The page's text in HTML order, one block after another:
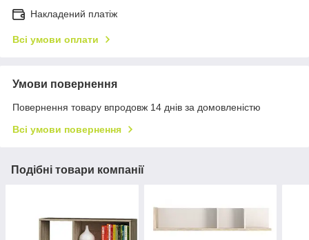
Накладений платіж
Всі умови оплати
Умови повернення
Повернення товару впродовж 14 днів за домовленістю
Всі умови повернення
Подібні товари компанії